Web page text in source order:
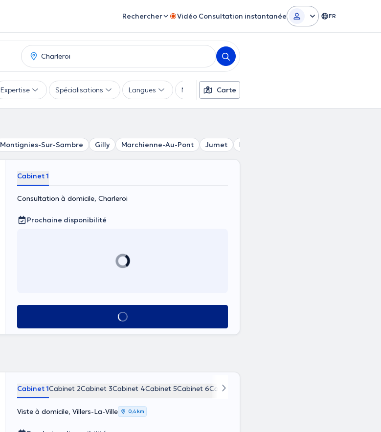
Rechercher Vidéo Consultation instantanée FR
Expertise Spécialisations Langues Moyens de paiement
Carte
Montignies-Sur-Sambre Gilly Marchienne-Au-Pont Jumet Mont-Sur-Marchienne
Cabinet 1
Consultation à domicile, Charleroi
Prochaine disponibilité
Voir tout
Cabinet 1Cabinet 2Cabinet 3Cabinet 4Cabinet 5Cabinet 6Cabinet 7
Viste à domicile, Villers-La-Ville 0,4 km